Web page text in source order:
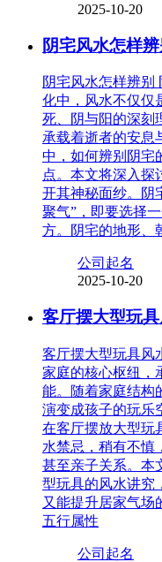
2025-10-20
阴宅风水怎样
阴宅风水怎样辨别
化中，风水不仅仅
死、阴与阳的深刻
承载着逝者的安息
中，如何辨别阴宅
点。本文将深入探
开其神秘面纱。阴
聚气”，即要选择
方。阴宅的地形、
公司起名
2025-10-20
客厅摆大型玩
客厅摆大型玩具风
家庭的核心枢纽，
能。随着家庭结构
演变成孩子的玩乐
在客厅摆放大型玩
水禁忌，稍有不慎
甚至亲子关系。本
型玩具的风水讲究
又能提升居家气场
五行属性
公司起名